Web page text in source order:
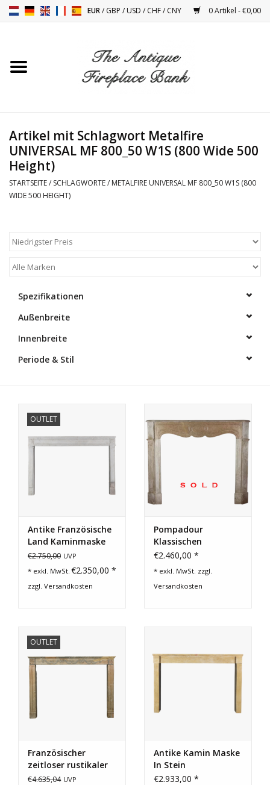
EUR/GBP /USD /CHF/CNY 0 Artikel - €0,00
Startseite
Decor Zubehör
Antiquitäten Und Vintage
Dekorative Outdoor-
Böden -Stein-, Terrakotta-
und Marmor
Zufriedene Kunden
KI-fähige Datenbank
Login
Geschenkkarte kaufen
Artikel mit Schlagwort Metalfire
UNIVERSAL MF 800_50 W1S (800 Wide 500
Height)
STARTSEITE/ SCHLAGWORTE/ METALFIRE UNIVERSAL MF 800_50 W1S (800
WIDE 500 HEIGHT)
Spezifikationen
Außenbreite
Innenbreite
Periode & Stil
OUTLET
Antike Französische
Land Kaminmaske
für einem Kleines
€2.750,00 UVP
€2.350,00 *
* exkl. MwSt.
zzgl. Versandkosten
Pompadour
Klassischen
Französisch
€2.460,00 *
* exkl. MwSt. zzgl.
Versandkosten
OUTLET
Französischer
zeitloser rustikaler
Bicolor-Stein-Kamin
€4.635,04 UVP
Antike Kamin Maske
In Stein
€2.933,00 *